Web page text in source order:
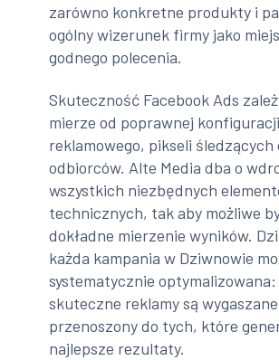
zarówno konkretne produkty i
ogólny wizerunek firmy jako
godnego polecenia.
Skuteczność Facebook Ads
mierze od poprawnej
reklamowego, pikseli śledzących
odbiorców. Alte Media dba o
wszystkich niezbędnych
technicznych, tak aby możliwe
dokładne mierzenie wyników.
każda kampania w Dziwnowie
systematycznie optymalizowana:
skuteczne reklamy są
przenoszony do tych, które
najlepsze rezultaty.